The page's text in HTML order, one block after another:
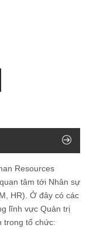
Resources
tâm tới Nhân sự
HR). Ở đây có các
lĩnh vực Quản trị
trong tổ chức: